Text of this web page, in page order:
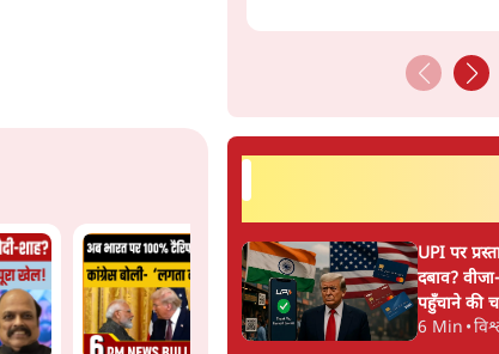
सर्वाधिक पढ़ी
UPI पर
दबाव?
पहुँचाने की
6 Min •